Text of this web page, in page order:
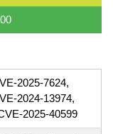
2025-7624,
2024-13974,
2025-40599